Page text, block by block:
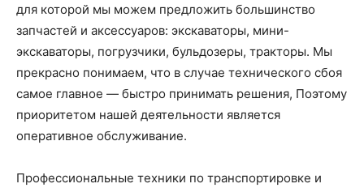
для которой мы можем предложить большинство
запчастей и аксессуаров: экскаваторы, мини-
экскаваторы, погрузчики, бульдозеры, тракторы. Мы
прекрасно понимаем, что в случае технического сбоя
самое главное — быстро принимать решения, Поэтому
приоритетом нашей деятельности является
оперативное обслуживание.
Профессиональные техники по транспортировке и